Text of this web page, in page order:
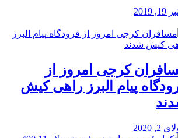
2019
کرجی امروز از
پیام البرز راهی کیش
2, 2020